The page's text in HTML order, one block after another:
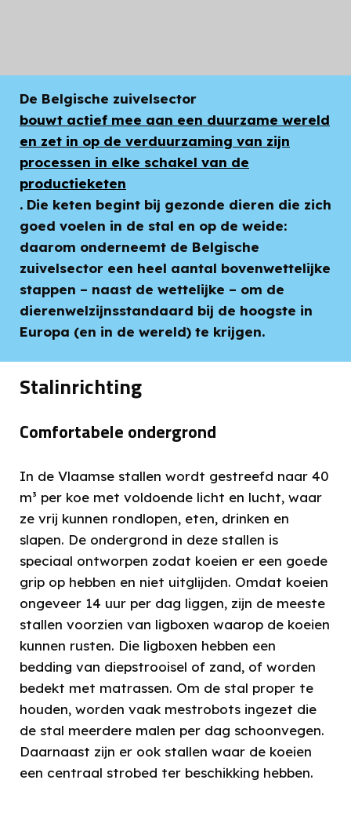
De Belgische zuivelsector
bouwt actief mee aan een duurzame wereld
en zet in op de verduurzaming van zijn
processen in elke schakel van de
productieketen
. Die keten begint bij gezonde dieren die zich
goed voelen in de stal en op de weide:
daarom onderneemt de Belgische
zuivelsector een heel aantal bovenwettelijke
stappen – naast de wettelijke – om de
dierenwelzijnsstandaard bij de hoogste in
Europa (en in de wereld) te krijgen.
Stalinrichting
Comfortabele ondergrond
In de Vlaamse stallen wordt gestreefd naar 40
m³ per koe met voldoende licht en lucht, waar
ze vrij kunnen rondlopen, eten, drinken en
slapen. De ondergrond in deze stallen is
speciaal ontworpen zodat koeien er een goede
grip op hebben en niet uitglijden. Omdat koeien
ongeveer 14 uur per dag liggen, zijn de meeste
stallen voorzien van ligboxen waarop de koeien
kunnen rusten. Die ligboxen hebben een
bedding van diepstrooisel of zand, of worden
bedekt met matrassen. Om de stal proper te
houden, worden vaak mestrobots ingezet die
de stal meerdere malen per dag schoonvegen.
Daarnaast zijn er ook stallen waar de koeien
een centraal strobed ter beschikking hebben.